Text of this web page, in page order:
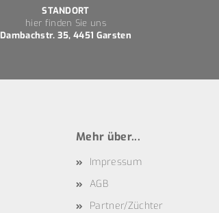
STANDORT
hier finden Sie uns
Dambachstr. 35, 4451 Garsten
Mehr über...
Impressum
AGB
Partner/Züchter